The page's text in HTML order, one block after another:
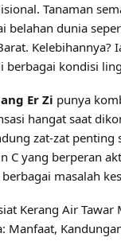
Tanaman
belahan dunia
Kelebihannya?
berbagai kondisi
Er Zi punya
hangat saat
zat-zat penting
C yang berperan
masalah
Kerang Air Tawar
Manfaat,